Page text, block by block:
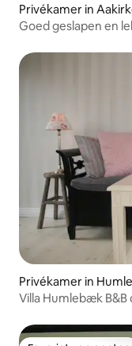
Privékamer in
Goed geslapen en
Privékamer in
Villa Humlebæk